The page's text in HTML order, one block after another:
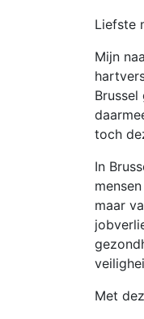
Liefste
Mijn
toch
In
maar
Met